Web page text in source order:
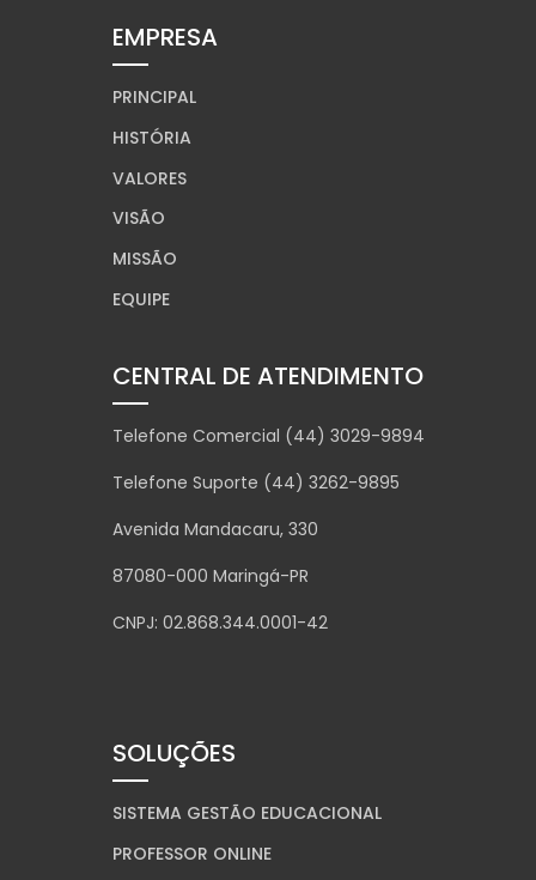
EMPRESA
PRINCIPAL
HISTÓRIA
VALORES
VISÃO
MISSÃO
EQUIPE
CENTRAL DE ATENDIMENTO
Telefone Comercial (44) 3029-9894
Telefone Suporte (44) 3262-9895
Avenida Mandacaru, 330
87080-000 Maringá-PR
CNPJ: 02.868.344.0001-42
SOLUÇÕES
SISTEMA GESTÃO EDUCACIONAL
PROFESSOR ONLINE